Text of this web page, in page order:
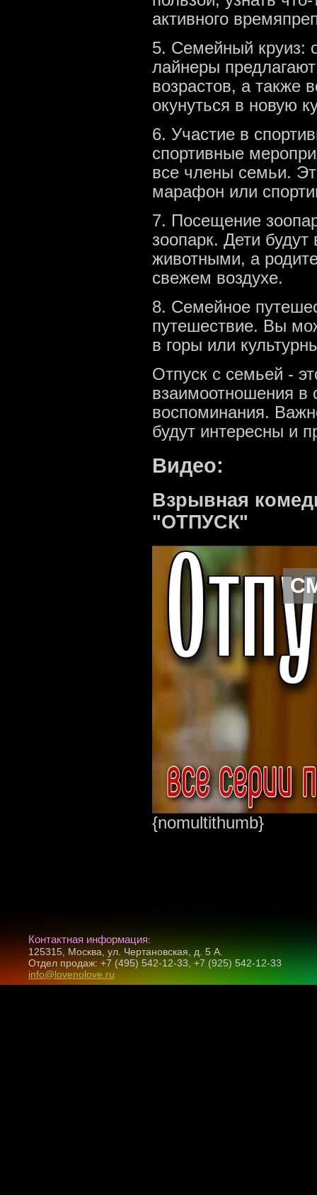
активного
5. Семейный круиз:
лайнеры
возрастов, а также
окунуться в новую
6. Участие в
спортивные
все члены семьи.
марафон или
7. Посещение
зоопарк. Дети будут
животными, а
свежем воздухе.
8. Семейное
путешествие. Вы
в горы или
Отпуск с семьей -
взаимоотношения в
воспоминания.
будут интересны и
Видео:
Взрывная
"ОТПУСК"
{nomultithumb}
Контактная информация:
125315, Москва, ул. Чертановская, д. 5 А.
Отдел продаж: +7 (495) 542-12-33, +7 (925) 542-12-33
info@lovenolove.ru